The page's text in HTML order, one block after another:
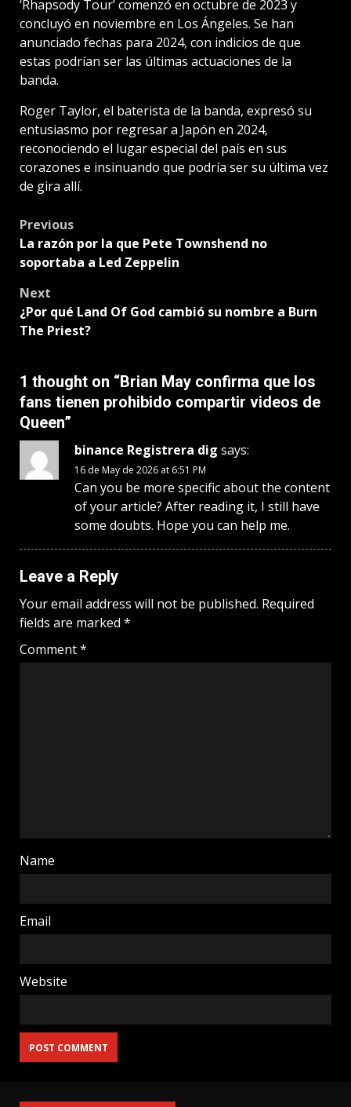
‘Rhapsody Tour’ comenzó en octubre de 2023 y
concluyó en noviembre en Los Ángeles. Se han
anunciado fechas para 2024, con indicios de que
estas podrían ser las últimas actuaciones de la
banda.
Roger Taylor, el baterista de la banda, expresó su
entusiasmo por regresar a Japón en 2024,
reconociendo el lugar especial del país en sus
corazones e insinuando que podría ser su última vez
de gira allí.
Post
navigation
Previous
La razón por la que Pete Townshend no
soportaba a Led Zeppelin
Next
¿Por qué Land Of God cambió su nombre a Burn
The Priest?
1 thought on “Brian May confirma que los
fans tienen prohibido compartir videos de
Queen”
binance Registrera dig says:
16 de May de 2026 at 6:51 PM
Can you be more specific about the content
of your article? After reading it, I still have
some doubts. Hope you can help me.
Leave a Reply
Your email address will not be published. Required
fields are marked *
Comment*
Name
Email
Website